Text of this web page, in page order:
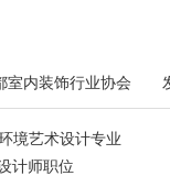
室内装饰行业协会
境艺术设计专业
计师职位